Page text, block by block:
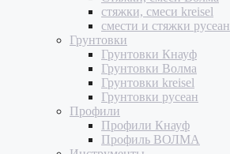
стяжки, смеси kreisel
смести и стяжки русеан
Грунтовки
Грунтовки Кнауф
Грунтовки Волма
Грунтовки kreisel
Грунтовки русеан
Профили
Профили Кнауф
Профиль ВОЛМА